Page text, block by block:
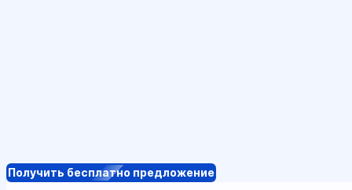
Получить бесплатно предложение